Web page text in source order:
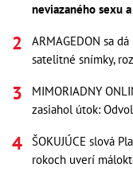
neviazaného sexu
ARMAGEDON sa
satelitné snímky,
MIMORIADNY
zasiahol útok:
ŠOKUJÚCE slová
rokoch uverí